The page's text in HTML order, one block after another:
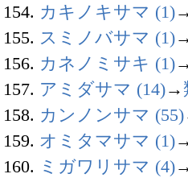
154. カキノキサマ (1)
155. スミノバサマ (1)
156. カネノミサキ (1)
157. アミダサマ (14)→
158. カンノンサマ (55)
159. オミタマサマ (1)
160. ミガワリサマ (4)